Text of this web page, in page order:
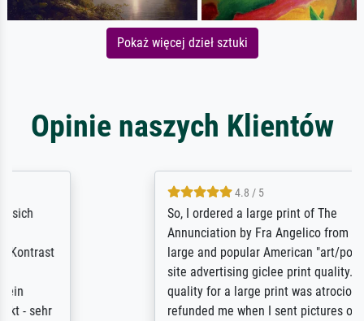
Pokaż więcej dzieł sztuki
Opinie naszych Klientów
So, I ordered a large print of The
Annunciation by Fra Angelico from a very
large and popular American "art/poster"
site advertising giclee print quality. The
quality for a large print was atrocious. They
refunded me when I sent pictures of the